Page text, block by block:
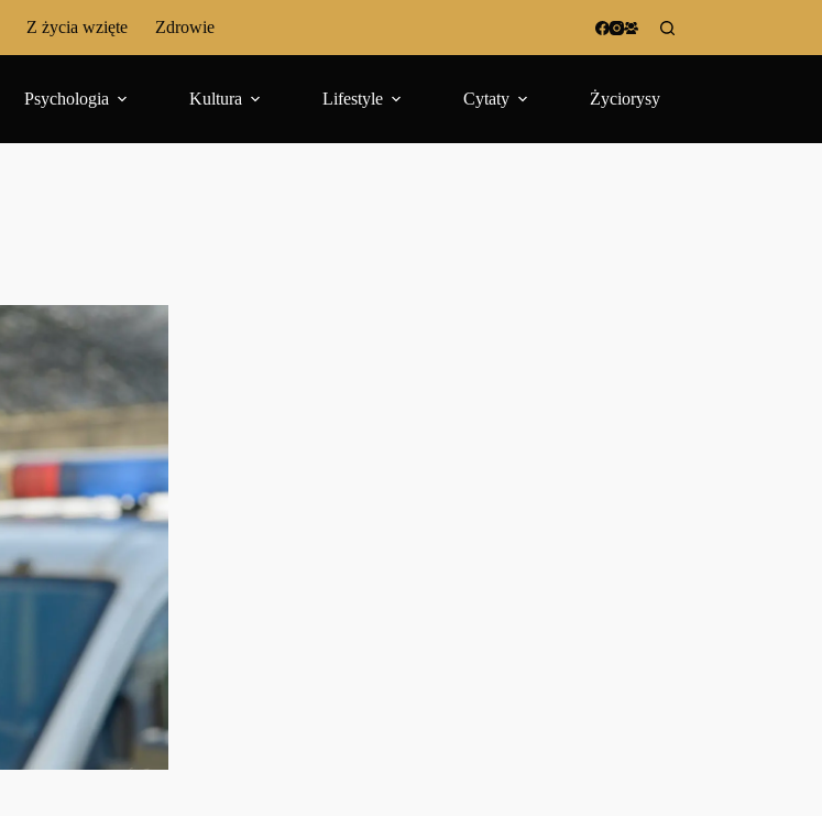
Z życia wzięte Zdrowie
Psychologia Kultura Lifestyle Cytaty Życiorysy